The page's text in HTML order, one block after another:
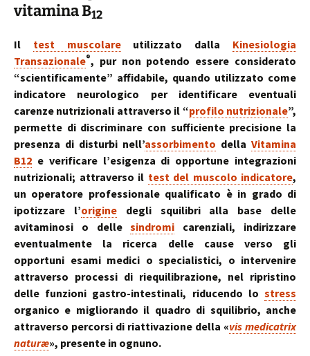
vitamina B12
Il test muscolareutilizzato dalla Kinesiologia
Transazionale®, pur non potendo essere considerato
“scientificamente” affidabile, quando utilizzato come
indicatore neurologico per identificare eventuali
carenze nutrizionali attraverso il “profilo nutrizionale”,
permette di discriminare con sufficiente precisione la
presenza di disturbi nell’assorbimento della Vitamina
B12 e verificare l’esigenza di opportune integrazioni
nutrizionali; attraverso il test del muscolo indicatore,
un operatore professionale qualificato è in grado di
ipotizzare l’originedegli squilibri alla base delle
avitaminosi o dellesindromi carenziali, indirizzare
eventualmente la ricerca delle cause verso gli
opportuni esami medici o specialistici, o intervenire
attraverso processi di riequilibrazione, nel ripristino
delle funzioni gastro-intestinali, riducendo lo stress
organico e migliorando il quadro di squilibrio, anche
attraverso percorsi di riattivazione della «vis medicatrix
naturæ», presente in ognuno.